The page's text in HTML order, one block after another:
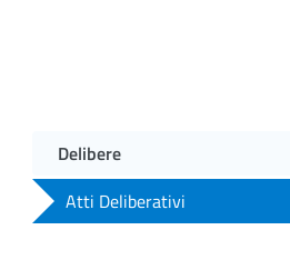
Delibere
Atti Deliberativi